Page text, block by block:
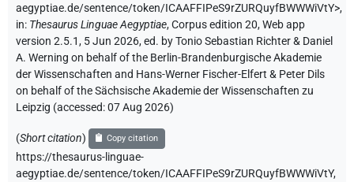
aegyptiae.de/sentence/token/ICAAFFIPeS9rZURQuyfBWWWiVtY>,
in: Thesaurus Linguae Aegyptiae,Corpus edition 20, Web app
version 2.5.1, 5 Jun 2026, ed. by Tonio Sebastian Richter & Daniel
A. Werning on behalf of the Berlin-Brandenburgische Akademie
der Wissenschaften and Hans-Werner Fischer-Elfert & Peter Dils
on behalf of the Sächsische Akademie der Wissenschaften zu
Leipzig (accessed:07 Aug 2026)
(Short citation) Copy citation
https://thesaurus-linguae-
aegyptiae.de/sentence/token/ICAAFFIPeS9rZURQuyfBWWWiVtY,